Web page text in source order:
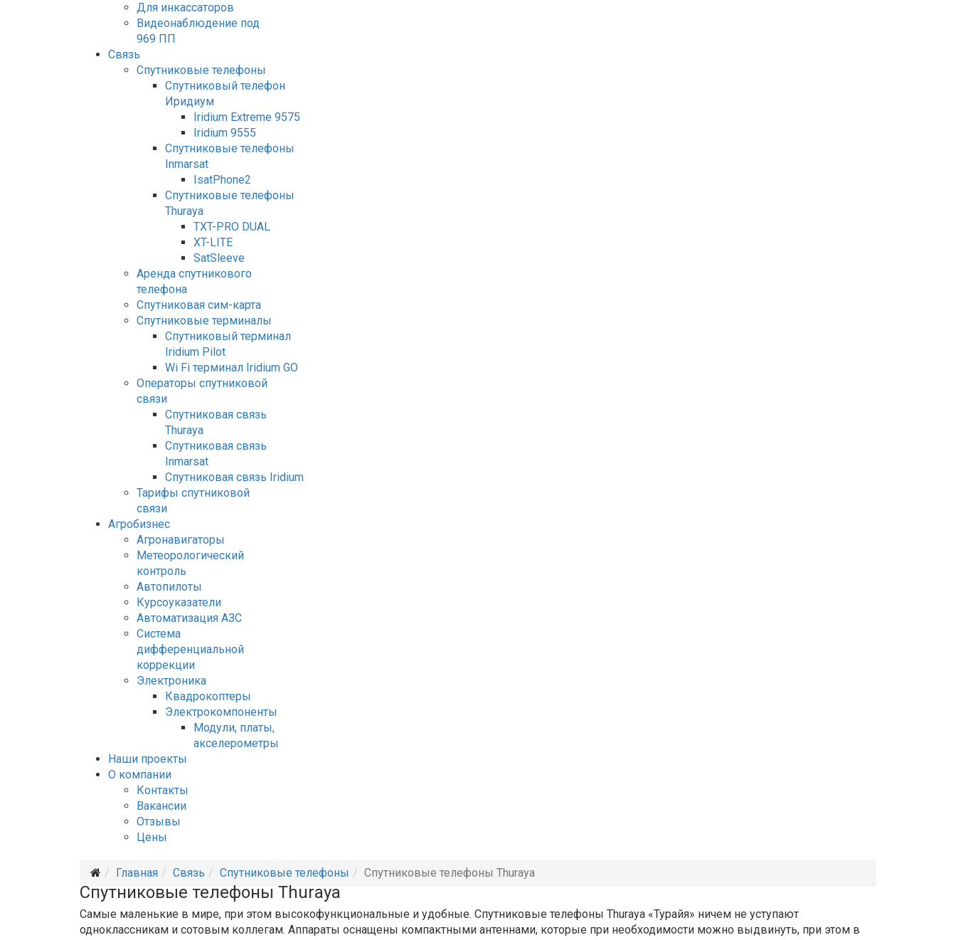
Для инкассаторов
Видеонаблюдение под
969 ПП
Связь
Спутниковые телефоны
Спутниковый телефон
Иридиум
Iridium Extreme 9575
Iridium 9555
Спутниковые телефоны
Inmarsat
IsatPhone2
Спутниковые телефоны
Thuraya
TXT-PRO DUAL
XT-LITE
SatSleeve
Аренда спутникового
телефона
Спутниковая сим-карта
Спутниковые терминалы
Спутниковый терминал
Iridium Pilot
Wi Fi терминал Iridium GO
Операторы спутниковой
связи
Спутниковая связь
Thuraya
Спутниковая связь
Inmarsat
Спутниковая связь Iridium
Тарифы спутниковой
связи
Агробизнес
Агронавигаторы
Метеорологический
контроль
Автопилоты
Курсоуказатели
Автоматизация АЗС
Система
дифференциальной
коррекции
Электроника
Квадрокоптеры
Электрокомпоненты
Модули, платы,
акселерометры
Наши проекты
О компании
Контакты
Вакансии
Отзывы
Цены
Главная Связь Спутниковые телефоны Спутниковые телефоны Thuraya
Спутниковые телефоны Thuraya
Самые маленькие в мире, при этом высокофункциональные и удобные. Спутниковые телефоны Thuraya «Турайя» ничем не уступают
одноклассникам и сотовым коллегам. Аппараты оснащены компактными антеннами, которые при необходимости можно выдвинуть, при этом в